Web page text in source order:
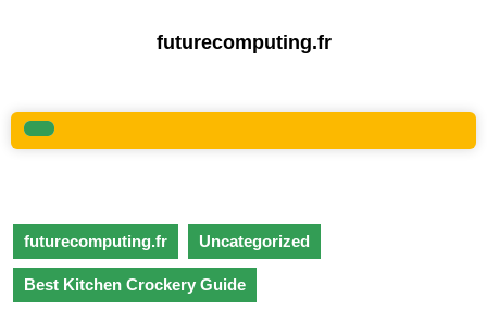
futurecomputing.fr
Open
futurecomputing.fr Uncategorized
Best Kitchen Crockery Guide